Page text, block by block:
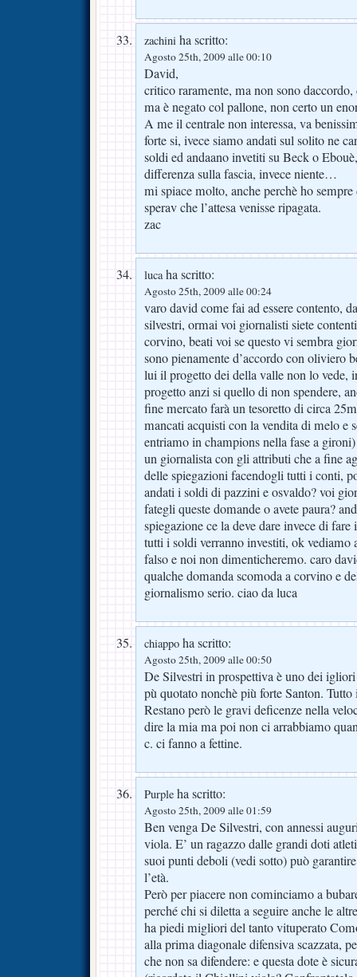
zachini ha scritto:
Agosto 25th, 2009 alle 00:10
David,
critico raramente, ma non sono
ma è negato col pallone, non certo un
A me il centrale non interessa, va
forte si, ivece siamo andati sul solito ne
soldi ed andaano invetiti su Beck o
differenza sulla fascia, invece niente…
mi spiace molto, anche perchè ho
sperav che l’attesa venisse ripagata.
zac
lucaha scritto:
Agosto 25th, 2009 alle 00:24
varo david come fai ad essere contento,
silvestri, ormai voi giornalisti siete
corvino, beati voi se questo vi sembra
sono pienamente d’accordo con oliviero
lui il progetto dei della valle non lo vede,
progetto anzi si quello di non spendere,
fine mercato farà un tesoretto di circa
mancati acquisti con la vendita di melo e
entriamo in champions nella fase a
un giornalista con gli attributi che a fine
delle spiegazioni facendogli tutti i conti,
andati i soldi di pazzini e osvaldo? voi
fategli queste domande o avete paura?
spiegazione ce la deve dare invece di
tutti i soldi verranno investiti, ok vediamo
falso e noi non dimenticheremo. caro
qualche domanda scomoda a corvino e
giornalismo serio. ciao da luca
chiappo ha scritto:
Agosto 25th, 2009 alle 00:50
De Silvestri in prospettiva è uno dei
pù quotato nonchè più forte Santon.
Restano però le gravi deficenze nella
dire la mia ma poi non ci arrabbiamo
c. ci fanno a fettine.
Purple ha scritto:
Agosto 25th, 2009 alle 01:59
Ben venga De Silvestri, con annessi
viola. E’ un ragazzo dalle grandi doti
suoi punti deboli (vedi sotto) può
l’età.
Però per piacere non cominciamo a
perché chi si diletta a seguire anche le
ha piedi migliori del tanto vituperato
alla prima diagonale difensiva scazzata,
che non sa difendere: e questa dote è